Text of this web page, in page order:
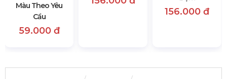
Màu Theo Yêu
Cầu
59.000 đ
Tựa Chân Cao
Mặt Ngồi Lót
Đệm